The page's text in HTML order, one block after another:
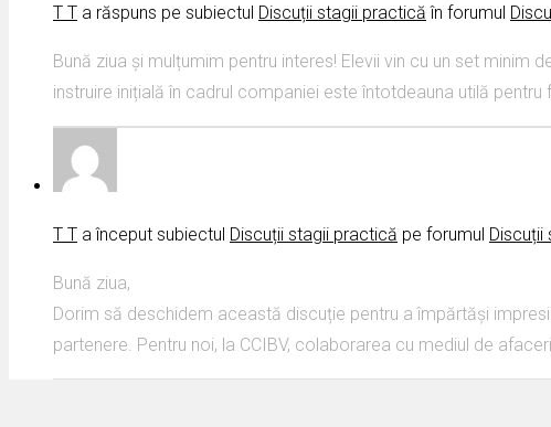
T T a răspuns pe subiectul Discuții stagii practică în forumul
Bună ziua și mulțumim pentru interes! Elevii vin cu un set
instruire inițială în cadrul companiei este întotdeauna utilă
T T a început subiectul Discuții stagii practică pe ​​forumul Discuții
Bună ziua,
Dorim să deschidem această discuție pentru a împărtăși
partenere. Pentru noi, la CCIBV, colaborarea cu mediul de